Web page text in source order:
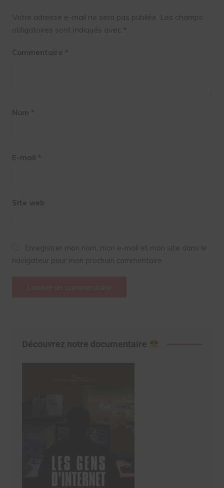
Votre adresse e-mail ne sera pas publiée. Les champs
obligatoires sont indiqués avec *
Commentaire *
Nom *
E-mail *
Site web
Enregistrer mon nom, mon e-mail et mon site dans le
navigateur pour mon prochain commentaire.
Découvrez notre documentaire